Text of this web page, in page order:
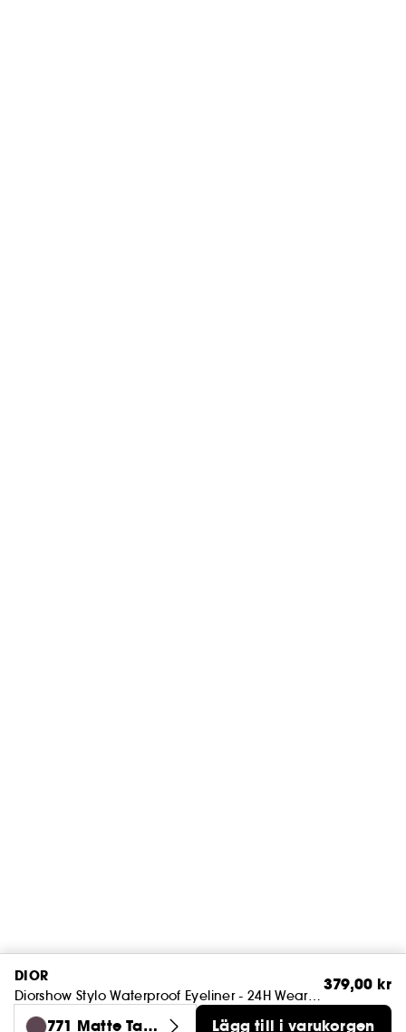
DIOR
Diorshow Stylo Waterproof Eyeliner - 24H Wear - Intense Color
379,00 kr
771 Matte Taup
Lägg till i varukorgen